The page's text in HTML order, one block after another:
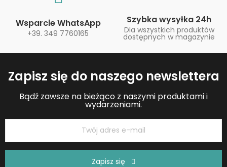
Wsparcie WhatsApp
+39. 349 7760165
Szybka wysyłka 24h
Dla wszystkich produktów
dostępnych w magazynie
Zapisz się do naszego newslettera
Bądź zawsze na bieżąco z naszymi produktami i
wydarzeniami.
Zapisz się